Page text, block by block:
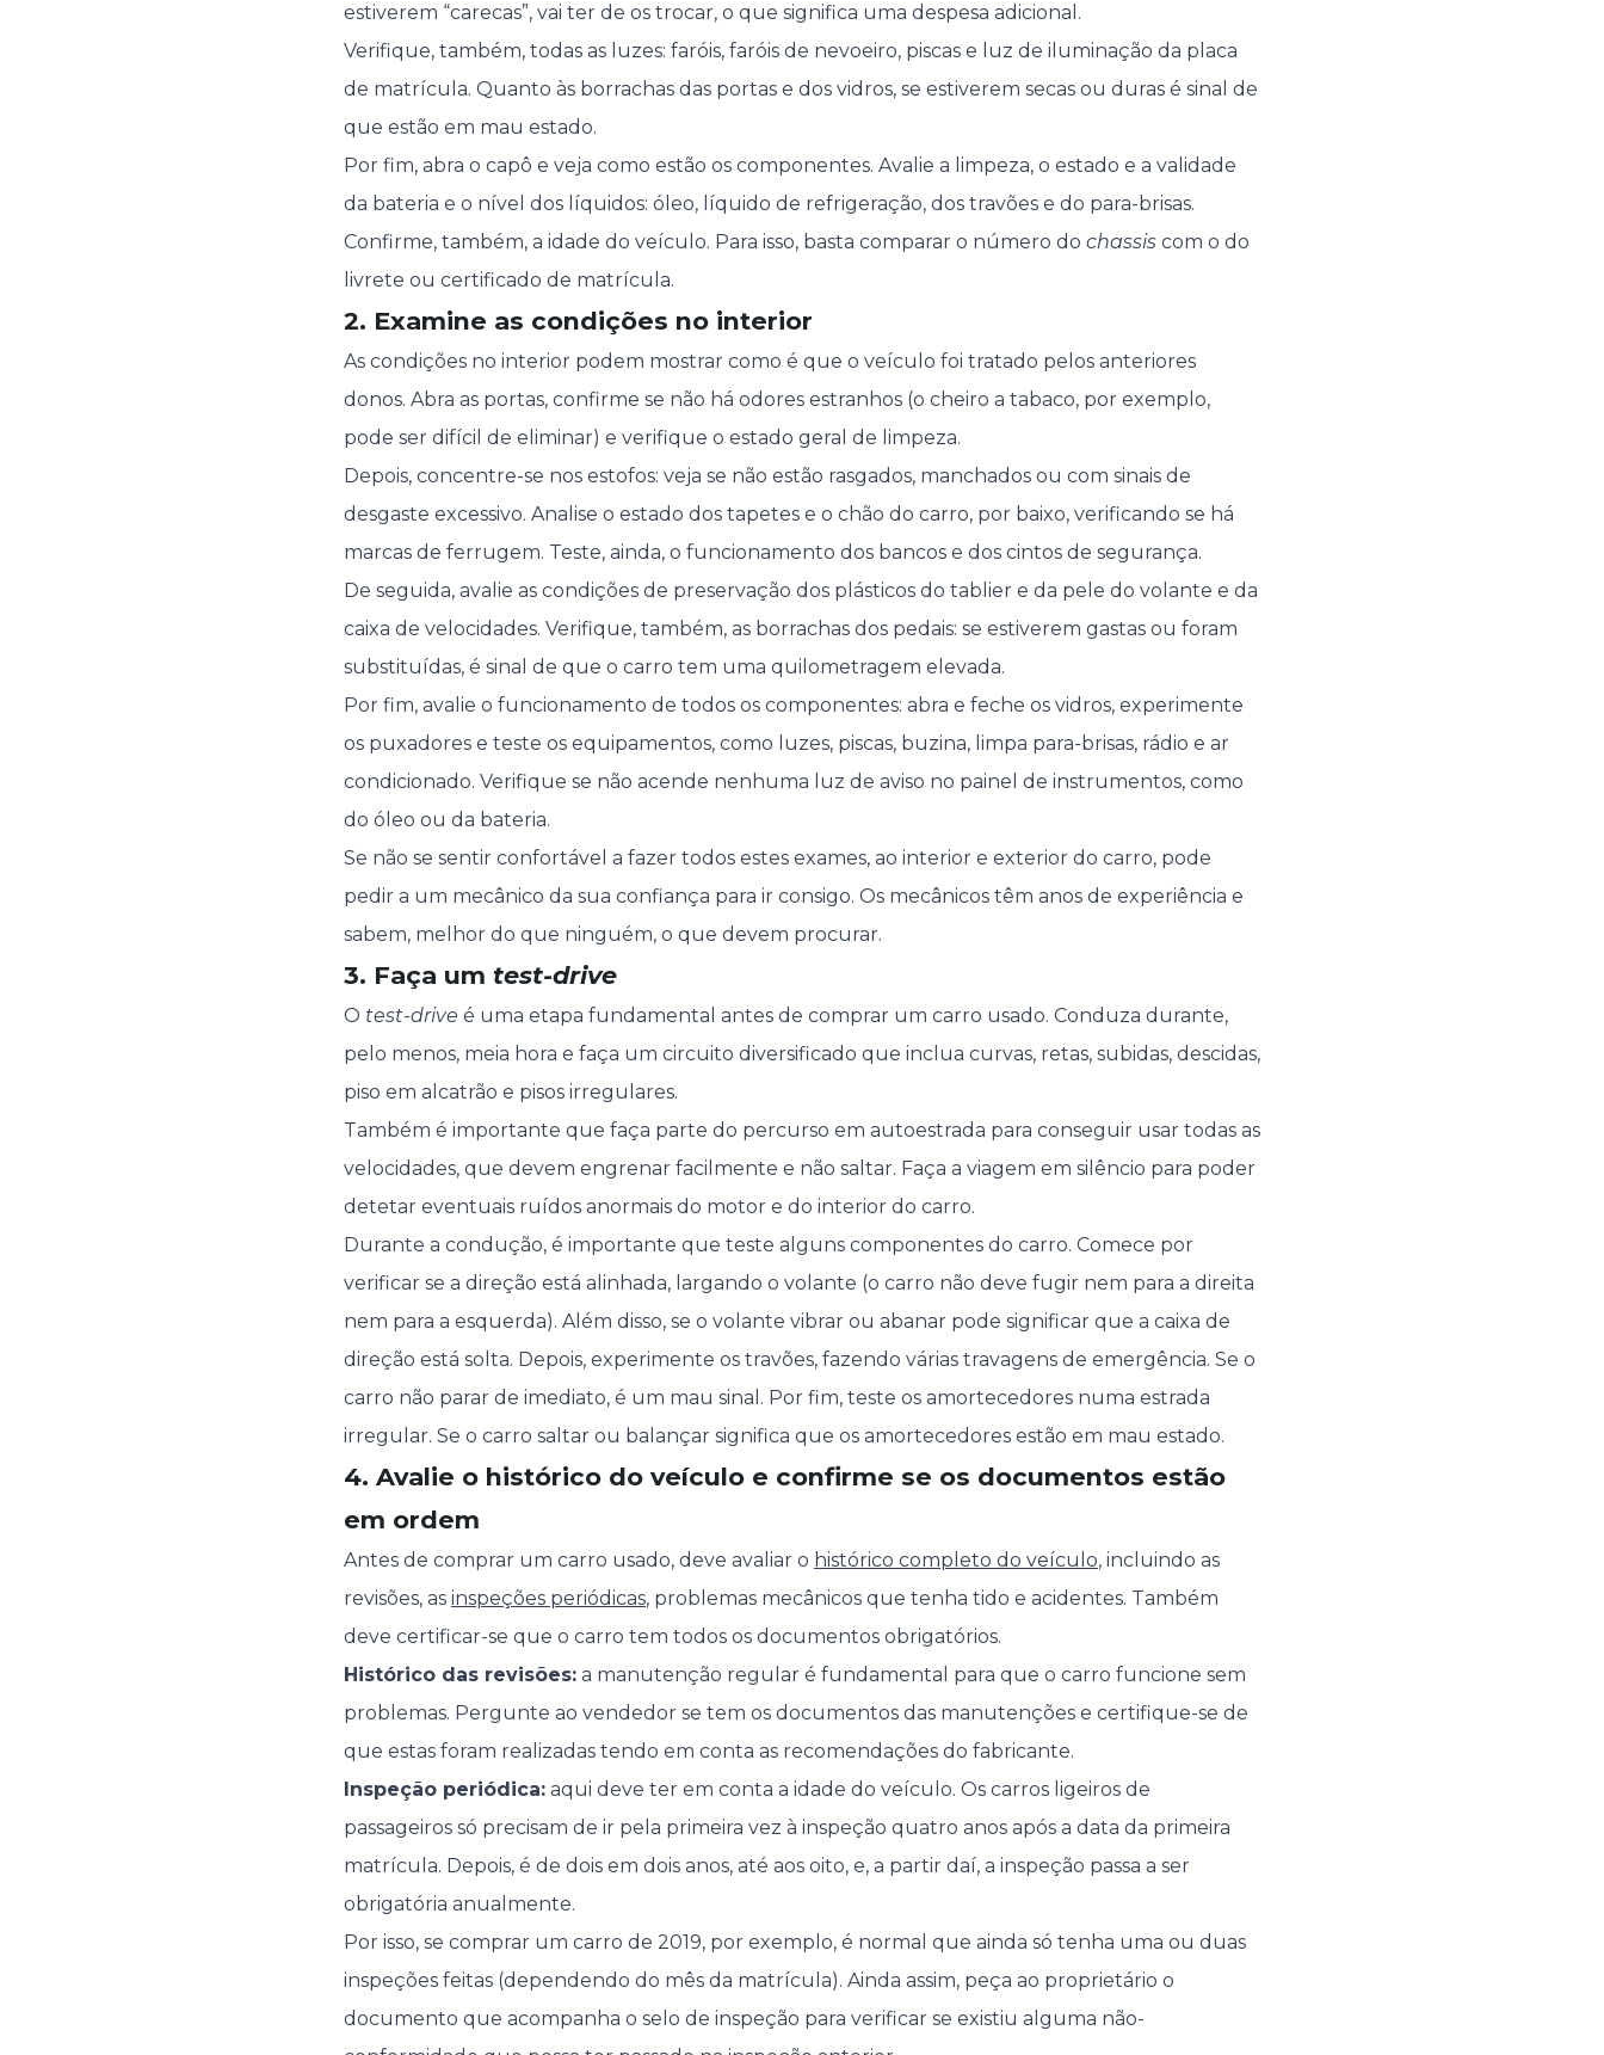
estiverem “carecas”, vai ter de os trocar, o que significa uma despesa adicional.
Verifique, também, todas as luzes: faróis, faróis de nevoeiro, piscas e luz de iluminação da placa
de matrícula. Quanto às borrachas das portas e dos vidros, se estiverem secas ou duras é sinal de
que estão em mau estado.
Por fim, abra o capô e veja como estão os componentes. Avalie a limpeza, o estado e a validade
da bateria e o nível dos líquidos: óleo, líquido de refrigeração, dos travões e do para-brisas.
Confirme, também, a idade do veículo. Para isso, basta comparar o número do chassis com o do
livrete ou certificado de matrícula.
2. Examine as condições no interior
As condições no interior podem mostrar como é que o veículo foi tratado pelos anteriores
donos. Abra as portas, confirme se não há odores estranhos (o cheiro a tabaco, por exemplo,
pode ser difícil de eliminar) e verifique o estado geral de limpeza.
Depois, concentre-se nos estofos: veja se não estão rasgados, manchados ou com sinais de
desgaste excessivo. Analise o estado dos tapetes e o chão do carro, por baixo, verificando se há
marcas de ferrugem. Teste, ainda, o funcionamento dos bancos e dos cintos de segurança.
De seguida, avalie as condições de preservação dos plásticos do tablier e da pele do volante e da
caixa de velocidades. Verifique, também, as borrachas dos pedais: se estiverem gastas ou foram
substituídas, é sinal de que o carro tem uma quilometragem elevada.
Por fim, avalie o funcionamento de todos os componentes: abra e feche os vidros, experimente
os puxadores e teste os equipamentos, como luzes, piscas, buzina, limpa para-brisas, rádio e ar
condicionado. Verifique se não acende nenhuma luz de aviso no painel de instrumentos, como
do óleo ou da bateria.
Se não se sentir confortável a fazer todos estes exames, ao interior e exterior do carro, pode
pedir a um mecânico da sua confiança para ir consigo. Os mecânicos têm anos de experiência e
sabem, melhor do que ninguém, o que devem procurar.
3. Faça um test-drive
O test-drive é uma etapa fundamental antes de comprar um carro usado. Conduza durante,
pelo menos, meia hora e faça um circuito diversificado que inclua curvas, retas, subidas, descidas,
piso em alcatrão e pisos irregulares.
Também é importante que faça parte do percurso em autoestrada para conseguir usar todas as
velocidades, que devem engrenar facilmente e não saltar. Faça a viagem em silêncio para poder
detetar eventuais ruídos anormais do motor e do interior do carro.
Durante a condução, é importante que teste alguns componentes do carro. Comece por
verificar se a direção está alinhada, largando o volante (o carro não deve fugir nem para a direita
nem para a esquerda). Além disso, se o volante vibrar ou abanar pode significar que a caixa de
direção está solta. Depois, experimente os travões, fazendo várias travagens de emergência. Se o
carro não parar de imediato, é um mau sinal. Por fim, teste os amortecedores numa estrada
irregular. Se o carro saltar ou balançar significa que os amortecedores estão em mau estado.
4. Avalie o histórico do veículo e confirme se os documentos estão
em ordem
Antes de comprar um carro usado, deve avaliar o histórico completo do veículo, incluindo as
revisões, as inspeções periódicas, problemas mecânicos que tenha tido e acidentes. Também
deve certificar-se que o carro tem todos os documentos obrigatórios.
Histórico das revisões: a manutenção regular é fundamental para que o carro funcione sem
problemas. Pergunte ao vendedor se tem os documentos das manutenções e certifique-se de
que estas foram realizadas tendo em conta as recomendações do fabricante.
Inspeção periódica: aqui deve ter em conta a idade do veículo. Os carros ligeiros de
passageiros só precisam de ir pela primeira vez à inspeção quatro anos após a data da primeira
matrícula. Depois, é de dois em dois anos, até aos oito, e, a partir daí, a inspeção passa a ser
obrigatória anualmente.
Por isso, se comprar um carro de 2019, por exemplo, é normal que ainda só tenha uma ou duas
inspeções feitas (dependendo do mês da matrícula). Ainda assim, peça ao proprietário o
documento que acompanha o selo de inspeção para verificar se existiu alguma não-